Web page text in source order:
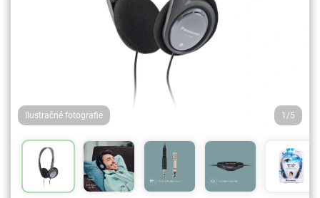
Ilustračné fotografie 1/5